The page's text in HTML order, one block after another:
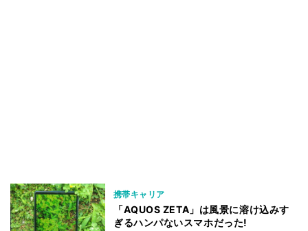
携帯キャリア
「AQUOS ZETA」は風景に溶け込みす
ぎるハンパないスマホだった!